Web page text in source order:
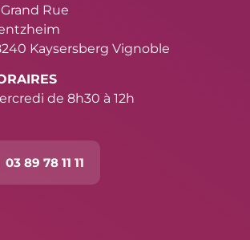
Grand Rue
Kaysersberg Vignoble
de 8h30 à 12h
03 89 78 11 11